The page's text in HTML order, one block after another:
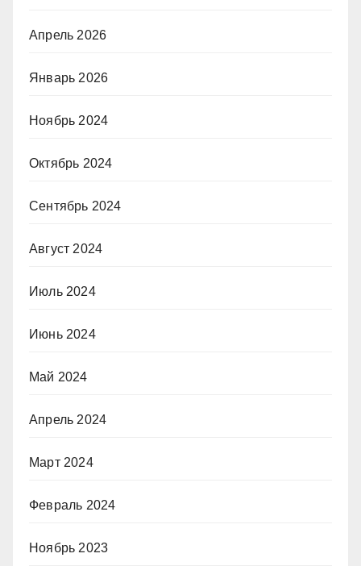
Апрель 2026
Январь 2026
Ноябрь 2024
Октябрь 2024
Сентябрь 2024
Август 2024
Июль 2024
Июнь 2024
Май 2024
Апрель 2024
Март 2024
Февраль 2024
Ноябрь 2023